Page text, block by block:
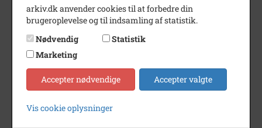
Arkivskaber
Pumpe- og Digelaug
Beskrivelse
69.54 Tårnby, Tømmerup og
Skelgårde
Født/stiftet
Død/nedlagt
1974
Periode
arkiv.dk anvender cookies til at forbedre din
brugeroplevelse og til indsamling af statistik.
Nødvendig
Statistik
Marketing
Accepter nødvendige Accepter valgte
Vis cookie oplysninger